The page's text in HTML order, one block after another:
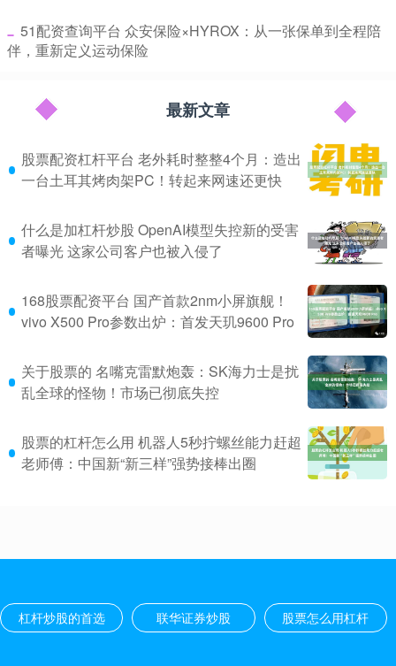
​51配资查询平台 众安保险×HYROX：从一张保单到全程陪
伴，重新定义运动保险
最新文章
股票配资杠杆平台 老外耗时整整4个月：造出
一台土耳其烤肉架PC！转起来网速还更快
什么是加杠杆炒股 OpenAI模型失控新的受害
者曝光 这家公司客户也被入侵了
168股票配资平台 国产首款2nm小屏旗舰！
vivo X500 Pro参数出炉：首发天玑9600 Pro
关于股票的 名嘴克雷默炮轰：SK海力士是扰
乱全球的怪物！市场已彻底失控
股票的杠杆怎么用 机器人5秒拧螺丝能力赶超
老师傅：中国新“新三样”强势接棒出圈
杠杆炒股的首选 联华证券炒股 股票怎么用杠杆